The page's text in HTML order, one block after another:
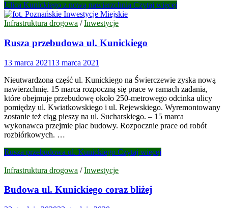
Ulica Kunickiego z nową nawierzchnią Czytaj więcej
Infrastruktura drogowa /Inwestycje
Rusza przebudowa ul. Kunickiego
13 marca 202113 marca 2021
Nieutwardzona część ul. Kunickiego na Świerczewie zyska nową
nawierzchnię. 15 marca rozpoczną się prace w ramach zadania,
które obejmuje przebudowę około 250-metrowego odcinka ulicy
pomiędzy ul. Kwiatkowskiego i ul. Rejewskiego. Wyremontowany
zostanie też ciąg pieszy na ul. Sucharskiego. – 15 marca
wykonawca przejmie plac budowy. Rozpocznie prace od robót
rozbiórkowych. …
Rusza przebudowa ul. Kunickiego Czytaj więcej
Infrastruktura drogowa /Inwestycje
Budowa ul. Kunickiego coraz bliżej